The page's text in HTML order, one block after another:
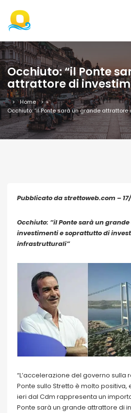
Occhiuto: “il Ponte
attrattore di
Home
»
Occhiuto: “il Ponte sarà un grande attrattore
Pubblicato da strettoweb.com –
Occhiuto: “il Ponte sarà un
investimenti e soprattutto di
infrastrutturali”
“L’accelerazione del governo sulla
Ponte sullo Stretto è molto
ieri dal Cdm rappresenta un
Ponte sarà un grande attrattore di